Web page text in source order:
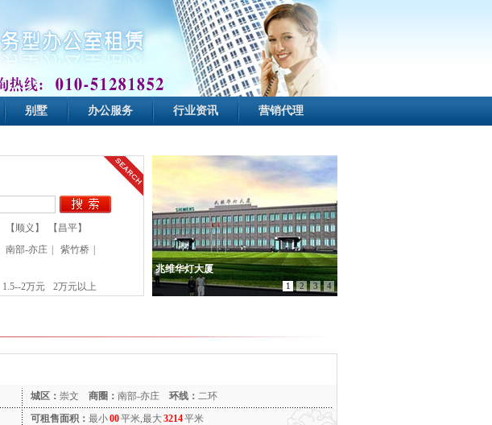
别墅 办公服务 行业资讯 营销代理
【顺义】
【昌平】
南部-亦庄 紫竹桥
1.5--2万元 2万元以上
兆维华灯大厦
1 2 3 4
城区： 崇文 商圈： 南部-亦庄 环线： 二环
可租售面积： 最小00平米,最大3214平米